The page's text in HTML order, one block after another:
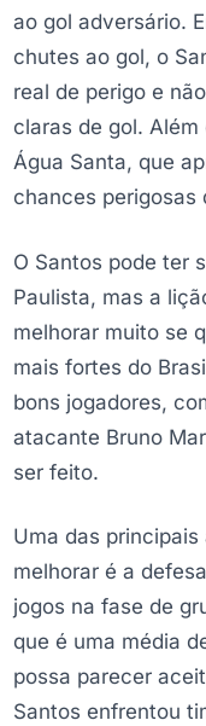
ao gol adversário.
chutes ao gol, o
real de perigo e
claras de gol.
Água Santa, que
chances perigosas
O Santos pode ter
Paulista, mas a
melhorar muito se
mais fortes do
bons jogadores,
atacante Bruno
ser feito.
Uma das
melhorar é a
jogos na fase de
que é uma média
possa parecer
Santos enfrentou